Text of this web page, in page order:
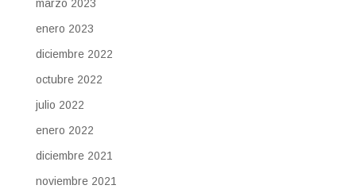
marzo 2023
enero 2023
diciembre 2022
octubre 2022
julio 2022
enero 2022
diciembre 2021
noviembre 2021